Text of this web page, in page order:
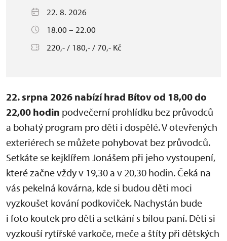
22. 8. 2026
18.00 – 22.00
220,- / 180,- / 70,- Kč
22. srpna 2026 nabízí hrad Bítov od 18,00 do
22,00 hodin podvečerní prohlídku bez průvodců
a bohatý program pro děti i dospělé. V otevřených
exteriérech se můžete pohybovat bez průvodců.
Setkáte se kejklířem Jonášem při jeho vystoupení,
které začne vždy v 19,30 a v 20,30 hodin. Čeká na
vás pekelná kovárna, kde si budou děti moci
vyzkoušet kování podkoviček. Nachystán bude
i foto koutek pro děti a setkání s bílou paní. Děti si
vyzkouší rytířské varkoče, meče a štíty při dětských